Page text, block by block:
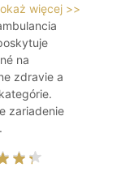
więcej >>
na
zdravie a
zariadenie